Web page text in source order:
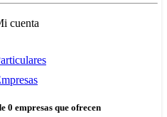
cuenta
0 empresas que ofrecen